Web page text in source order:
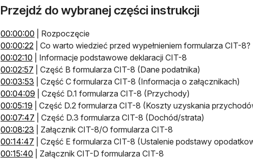
Przejdź do wybranej części instrukcji
00:00:00 otwiera się w nowej karcie
​ | Rozpoczęcie
00:00:22 otwiera się w nowej karcie
| Co warto wiedzieć przed wypełnieniem formularza CIT-8?
00:02:10 otwiera się w nowej karcie
​ | Informacje podstawowe deklaracji CIT-8
00:02:57 otwiera się w nowej karcie
| Część B formularza CIT-8 (Dane podatnika)
00:03:53 otwiera się w nowej karcie
​ | Część C formularza CIT-8 (Informacja o załącznikach)
00:04:09 otwiera się w nowej karcie
| Część D.1 formularza CIT-8 (Przychody)
00:05:19 otwiera się w nowej karcie
| Część D.2 formularza CIT-8 (Koszty uzyskania
00:07:47 otwiera się w nowej karcie
​ | Część D.3 formularza CIT-8 (Dochód/strata)
00:08:23 otwiera się w nowej karcie
​ | Załącznik CIT-8/O formularza CIT-8
00:14:47 otwiera się w nowej karcie
| Część E formularza CIT-8 (Ustalenie podstawy
00:15:40 otwiera się w nowej karcie
| Załącznik CIT-D formularza CIT-8